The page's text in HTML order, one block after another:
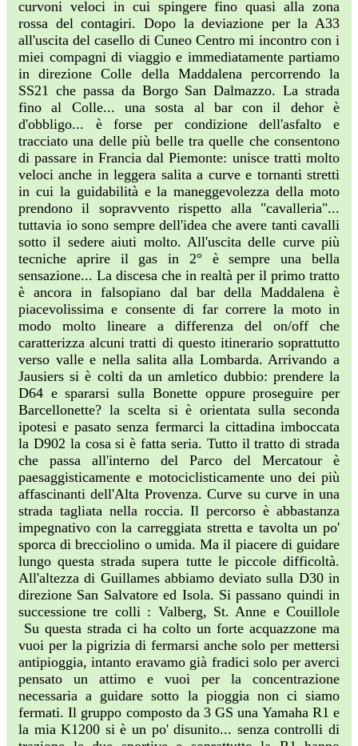
curvoni veloci in cui spingere fino quasi alla zona
rossa del contagiri. Dopo la deviazione per la A33
all'uscita del casello di Cuneo Centro mi incontro con i
miei compagni di viaggio e immediatamente partiamo
in direzione Colle della Maddalena percorrendo la
SS21 che passa da Borgo San Dalmazzo. La strada
fino al Colle... una sosta al bar con il dehor è
d'obbligo... è forse per condizione dell'asfalto e
tracciato una delle più belle tra quelle che consentono
di passare in Francia dal Piemonte: unisce tratti molto
veloci anche in leggera salita a curve e tornanti stretti
in cui la guidabilità e la maneggevolezza della moto
prendono il sopravvento rispetto alla "cavalleria"...
tuttavia io sono sempre dell'idea che avere tanti cavalli
sotto il sedere aiuti molto. All'uscita delle curve più
tecniche aprire il gas in 2° è sempre una bella
sensazione... La discesa che in realtà per il primo tratto
è ancora in falsopiano dal bar della Maddalena è
piacevolissima e consente di far correre la moto in
modo molto lineare a differenza del on/off che
caratterizza alcuni tratti di questo itinerario soprattutto
verso valle e nella salita alla Lombarda. Arrivando a
Jausiers si è colti da un amletico dubbio: prendere la
D64 e spararsi sulla Bonette oppure proseguire per
Barcellonette? la scelta si è orientata sulla seconda
ipotesi e pasato senza fermarci la cittadina imboccata
la D902 la cosa si è fatta seria. Tutto il tratto di strada
che passa all'interno del Parco del Mercatour è
paesaggisticamente e motociclisticamente uno dei più
affascinanti dell'Alta Provenza. Curve su curve in una
strada tagliata nella roccia. Il percorso è abbastanza
impegnativo con la carreggiata stretta e tavolta un po'
sporca di brecciolino o umida. Ma il piacere di guidare
lungo questa strada supera tutte le piccole difficoltà.
All'altezza di Guillames abbiamo deviato sulla D30 in
direzione San Salvatore ed Isola. Si passano quindi in
successione tre colli : Valberg, St. Anne e Couillole
Su questa strada ci ha colto un forte acquazzone ma
vuoi per la pigrizia di fermarsi anche solo per mettersi
antipioggia, intanto eravamo già fradici solo per averci
pensato un attimo e vuoi per la concentrazione
necessaria a guidare sotto la pioggia non ci siamo
fermati. Il gruppo composto da 3 GS una Yamaha R1 e
la mia K1200 si è un po' disunito... senza controlli di